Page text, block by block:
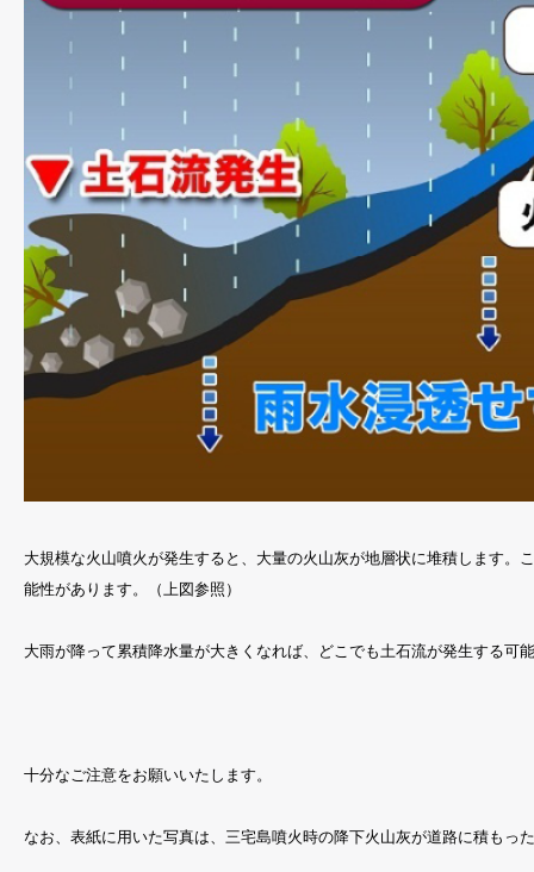
大規模な火山噴火が発生すると、大量の火山灰が地層状に堆積します。
能性があります。（上図参照）
大雨が降って累積降水量が大きくなれば、どこでも土石流が発生する可
十分なご注意をお願いいたします。
なお、表紙に用いた写真は、三宅島噴火時の降下火山灰が道路に積もっ